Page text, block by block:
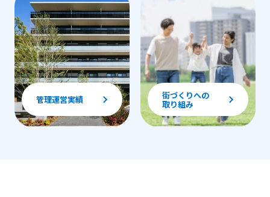
管理運営実績 街づくりへの
取り組み